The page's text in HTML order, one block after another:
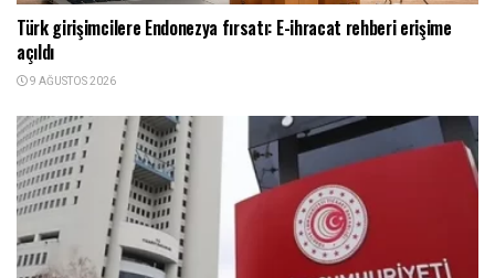
Türk girişimcilere Endonezya fırsatı: E-ihracat rehberi erişime
açıldı
9 AĞUSTOS 2026